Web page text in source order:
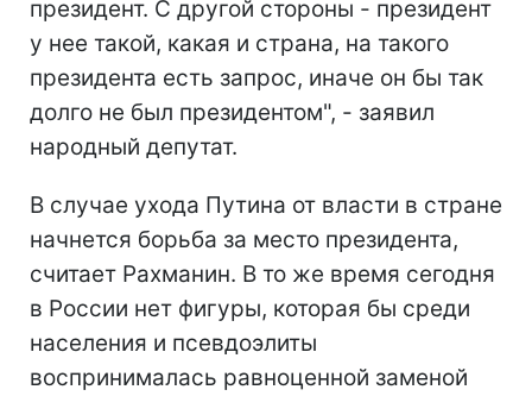
президент. С другой стороны - президент
у нее такой, какая и страна, на такого
президента есть запрос, иначе он бы так
долго не был президентом", - заявил
народный депутат.
В случае ухода Путина от власти в стране
начнется борьба за место президента,
считает Рахманин. В то же время сегодня
в России нет фигуры, которая бы среди
населения и псевдоэлиты
воспринималась равноценной заменой